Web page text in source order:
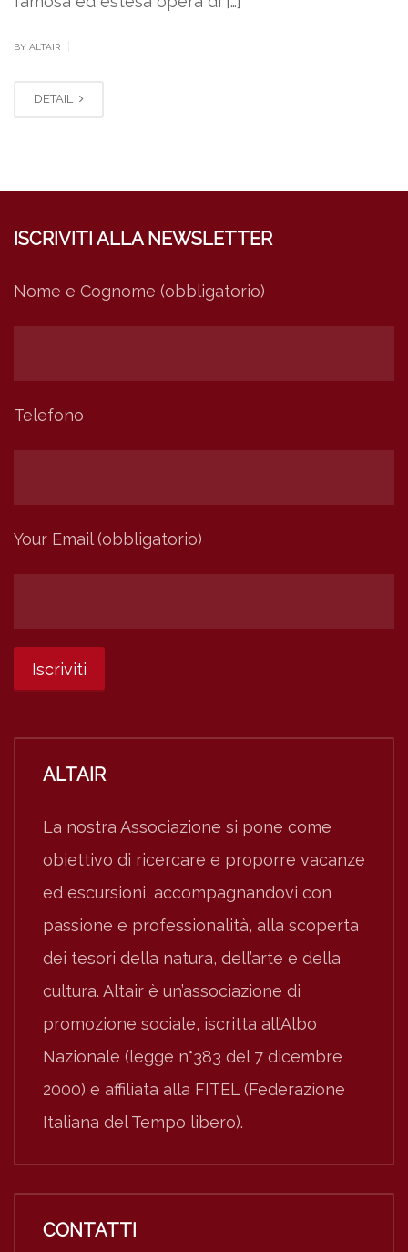
BY ALTAIR
DETAIL
ISCRIVITI ALLA NEWSLETTER
Nome e Cognome (obbligatorio)
Telefono
Your Email (obbligatorio)
ALTAIR
La nostra Associazione si pone come
obiettivo di ricercare e proporre vacanze
ed escursioni, accompagnandovi con
passione e professionalità, alla scoperta
dei tesori della natura, dell’arte e della
cultura. Altair è un’associazione di
promozione sociale, iscritta all’Albo
Nazionale (legge n°383 del 7 dicembre
2000) e affiliata alla FITEL (Federazione
Italiana del Tempo libero).
CONTATTI